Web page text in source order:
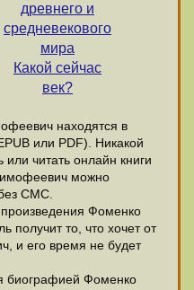
древнего и
средневекового
мира
Какой сейчас
век?
находятся в
или PDF). Никакой
или читать онлайн книги
можно
СМС.
Фоменко
получит то, что хочет от
и его время не будет
биографией Фоменко